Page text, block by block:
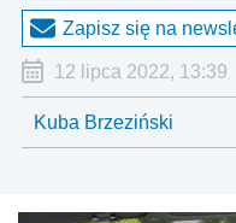
Zapisz się na
12 lipca 2022, 13:39
Kuba Brzeziński